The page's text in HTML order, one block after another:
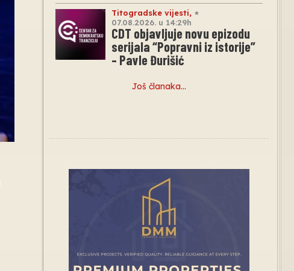
Titogradske vijesti,
07.08.2026. u 14:29h
CDT objavljuje novu epizodu
serijala “Popravni iz istorije”
– Pavle Đurišić
Još članaka…